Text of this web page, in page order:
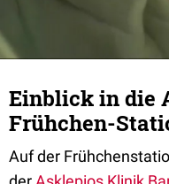
Einblick in die
Frühchen-
Auf der